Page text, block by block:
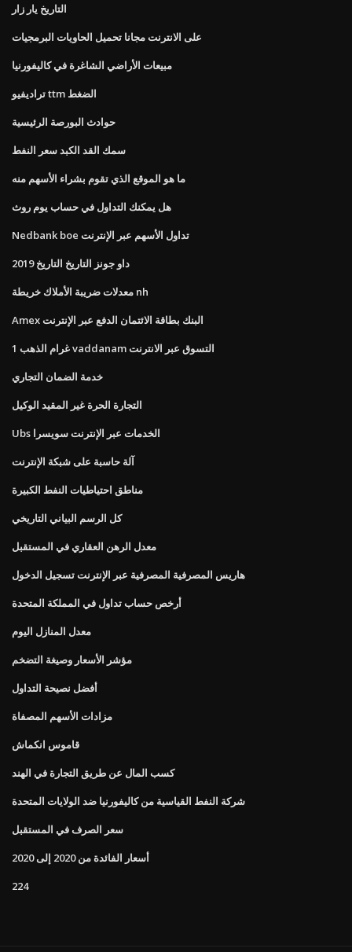
التاريخ يار زار
على الانترنت مجانا تحميل الحاويات البرمجيات
مبيعات الأراضي الشاغرة في كاليفورنيا
تراديفيو ttm الضغط
حوادث البورصة الرئيسية
سمك القد الكبد سعر النفط
ما هو الموقع الذي تقوم بشراء الأسهم منه
هل يمكنك التداول في حساب يوم روث
Nedbank boe تداول الأسهم عبر الإنترنت
داو جونز التاريخ التاريخ 2019
معدلات ضريبة الأملاك خريطة nh
Amex البنك بطاقة الائتمان الدفع عبر الإنترنت
1 غرام الذهب vaddanam التسوق عبر الانترنت
خدمة الضمان التجاري
التجارة الحرة غير المقيد الوكيل
Ubs الخدمات عبر الإنترنت سويسرا
آلة حاسبة على شبكة الإنترنت
مناطق احتياطيات النفط الكبيرة
كل الرسم البياني التاريخي
معدل الرهن العقاري في المستقبل
هاريس المصرفية المصرفية عبر الإنترنت تسجيل الدخول
أرخص حساب تداول في المملكة المتحدة
معدل المنازل اليوم
مؤشر الأسعار وصيغة التضخم
أفضل نصيحة التداول
مزادات الأسهم المصفاة
قاموس انكماش
كسب المال عن طريق التجارة في الهند
شركة النفط القياسية من كاليفورنيا ضد الولايات المتحدة
سعر الصرف في المستقبل
أسعار الفائدة من 2020 إلى 2020
224